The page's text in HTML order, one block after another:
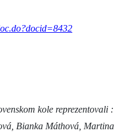
kole reprezentovali :
Bianka Máthová, Martina